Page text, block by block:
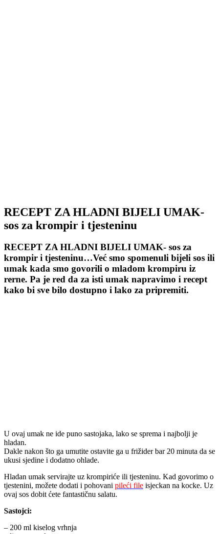
RECEPT ZA HLADNI BIJELI UMAK-
sos za krompir i tjesteninu
RECEPT ZA HLADNI BIJELI UMAK- sos za
krompir i tjesteninu…Već smo spomenuli bijeli sos ili
umak kada smo govorili o mladom krompiru iz
rerne. Pa je red da za isti umak napravimo i recept
kako bi sve bilo dostupno i lako za pripremiti.
U ovaj umak ne ide puno sastojaka, lako se sprema i najbolji je
hladan.
Dakle nakon što ga umutite ostavite ga u frižider bar 20 minuta da se
ukusi sjedine i dodatno ohlade.
Hladan umak servirajte uz krompiriće ili tjesteninu. Kad govorimo o
tjestenini, možete dodati i pohovani pileći file isjeckan na kocke. Uz
ovaj sos dobit ćete fantastičnu salatu.
Sastojci:
– 200 ml kiselog vrhnja